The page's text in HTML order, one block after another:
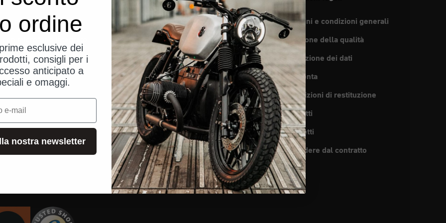
per cellulare
Blog
Istruzioni per l'uso
Ordine e spedizione
Richiesta del concessionario
Ricerca rivenditori
Negozio USA
Contattateci
FAQ
Termini e condizioni generali
Gestione della qualità
Protezione dei dati
Impronta
Condizioni di restituzione
Biscotti
Brevetti
Recedere dal contratto
ordine
esclusive dei
consigli per i
anticipato a
e omaggi.
nostra newsletter